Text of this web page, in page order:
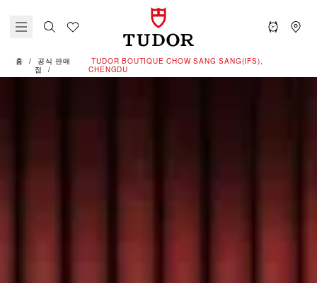
홈
공식 판매
점
‭TUDOR BOUTIQUE CHOW SANG SANG(IFS),
CHENGDU‬